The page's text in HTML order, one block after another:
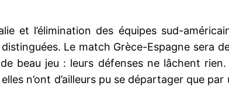
et l’élimination des équipes sud-
Le match Grèce-Espagne sera
beau jeu : leurs défenses ne lâchent
n’ont d’ailleurs pu se départager que